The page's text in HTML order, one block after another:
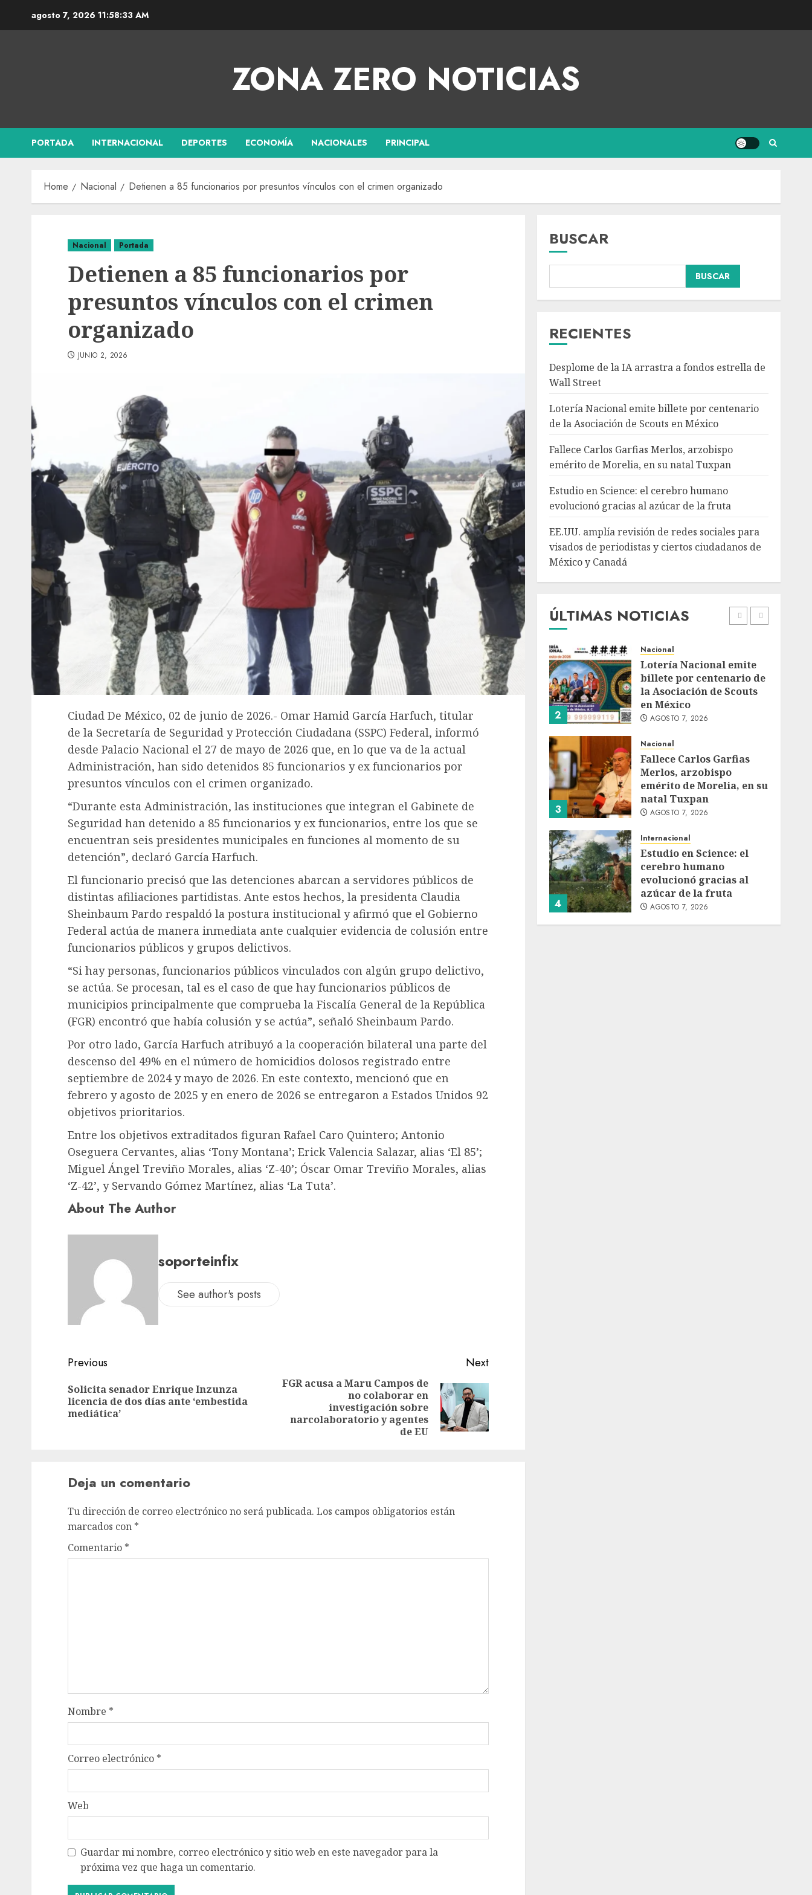
agosto 7, 2026 11:58:34 AM
ZONA ZERO NOTICIAS
PORTADA INTERNACIONAL DEPORTES ECONOMÍA NACIONALES PRINCIPAL
Home Nacional Detienen a 85 funcionarios por presuntos vínculos con el crimen organizado
Nacional Portada
Detienen a 85 funcionarios por
presuntos vínculos con el crimen
organizado
JUNIO 2, 2026
Ciudad De México, 02 de junio de 2026.- Omar Hamid García Harfuch, titular
de la Secretaría de Seguridad y Protección Ciudadana (SSPC) Federal, informó
desde Palacio Nacional el 27 de mayo de 2026 que, en lo que va de la actual
Administración, han sido detenidos 85 funcionarios y ex funcionarios por
presuntos vínculos con el crimen organizado.
“Durante esta Administración, las instituciones que integran el Gabinete de
Seguridad han detenido a 85 funcionarios y ex funcionarios, entre los que se
encuentran seis presidentes municipales en funciones al momento de su
detención”, declaró García Harfuch.
El funcionario precisó que las detenciones abarcan a servidores públicos de
distintas afiliaciones partidistas. Ante estos hechos, la presidenta Claudia
Sheinbaum Pardo respaldó la postura institucional y afirmó que el Gobierno
Federal actúa de manera inmediata ante cualquier evidencia de colusión entre
funcionarios públicos y grupos delictivos.
“Si hay personas, funcionarios públicos vinculados con algún grupo delictivo,
se actúa. Se procesan, tal es el caso de que hay funcionarios públicos de
municipios principalmente que comprueba la Fiscalía General de la República
(FGR) encontró que había colusión y se actúa”, señaló Sheinbaum Pardo.
Por otro lado, García Harfuch atribuyó a la cooperación bilateral una parte del
descenso del 49% en el número de homicidios dolosos registrado entre
septiembre de 2024 y mayo de 2026. En este contexto, mencionó que en
febrero y agosto de 2025 y en enero de 2026 se entregaron a Estados Unidos 92
objetivos prioritarios.
Entre los objetivos extraditados figuran Rafael Caro Quintero; Antonio
Oseguera Cervantes, alias ‘Tony Montana’; Erick Valencia Salazar, alias ‘El 85’;
Miguel Ángel Treviño Morales, alias ‘Z-40’; Óscar Omar Treviño Morales, alias
‘Z-42’, y Servando Gómez Martínez, alias ‘La Tuta’.
About The Author
soporteinfix
See author's posts
Previous
Solicita senador Enrique Inzunza
licencia de dos días ante ‘embestida
mediática’
Next
FGR acusa a Maru Campos de
no colaborar en
investigación sobre
narcolaboratorio y agentes
de EU
Deja un comentario
Tu dirección de correo electrónico no será publicada. Los campos obligatorios están
marcados con *
Comentario *
Nombre *
Correo electrónico *
Web
Guardar mi nombre, correo electrónico y sitio web en este navegador para la
próxima vez que haga un comentario.
BUSCAR
BUSCAR
RECIENTES
Desplome de la IA arrastra a fondos estrella de
Wall Street
Lotería Nacional emite billete por centenario
de la Asociación de Scouts en México
Fallece Carlos Garfias Merlos, arzobispo
emérito de Morelia, en su natal Tuxpan
Estudio en Science: el cerebro humano
evolucionó gracias al azúcar de la fruta
EE.UU. amplía revisión de redes sociales para
visados de periodistas y ciertos ciudadanos de
México y Canadá
ÚLTIMAS NOTICIAS
3
Fallece Carlos Garfias
Merlos, arzobispo
4
Internacional
cerebro humano
evolucionó gracias al
azúcar de la fruta
AGOSTO 7, 2026
5
Internacional
EE.UU. amplía revisión
de redes sociales para
visados de periodistas y
ciertos ciudadanos de
México y Canadá
AGOSTO 7, 2026
1
estrella de Wall Street
AGOSTO 7, 2026
2
Nacional
Lotería Nacional emite
billete por centenario de
la Asociación de Scouts
en México
AGOSTO 7, 2026
3
Nacional
Fallece Carlos Garfias
Merlos, arzobispo
emérito de Morelia, en su
natal Tuxpan
AGOSTO 7, 2026
4
Internacional
Estudio en Science: el
cerebro humano
evolucionó gracias al
azúcar de la fruta
AGOSTO 7, 2026